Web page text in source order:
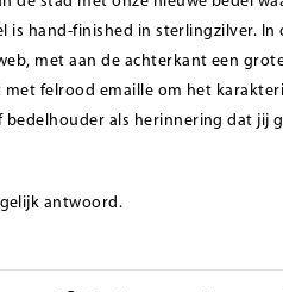
is hand-finished in sterlingzilver.
met aan de achterkant een
felrood emaille om het
als herinnering dat jij
antwoord.